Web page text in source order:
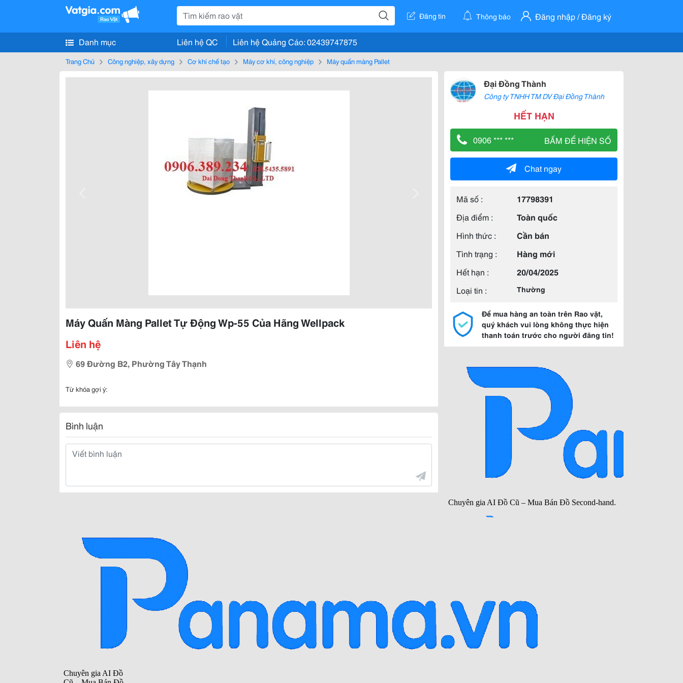
Đăng tin Thông báo Đăng nhập / Đăng ký
Danh mục Liên hệ QC Liên hệ Quảng Cáo: 02439747875
Trang Chủ Công nghiệp, xây dựng Cơ khí chế tạo Máy cơ khí, công nghiệp Máy quấn màng Pallet
Máy Quấn Màng Pallet Tự Động Wp-55 Của Hãng Wellpack
Liên hệ
69 Đường B2, Phường Tây Thạnh
Từ khóa gợi ý:
Bình luận
Đại Đồng Thành
Công ty TNHH TM DV Đại Đồng Thành
HẾT HẠN
0906 *** *** BẤM ĐỂ HIỆN SỐ
Chat ngay
Mã số :
17798391
Địa điểm :
Toàn quốc
Hình thức :
Cần bán
Tình trạng :
Hàng mới
Hết hạn :
20/04/2025
Loại tin :
Thường
Để mua hàng an toàn trên Rao vặt,
quý khách vui lòng không thực hiện
thanh toán trước cho người đăng tin!